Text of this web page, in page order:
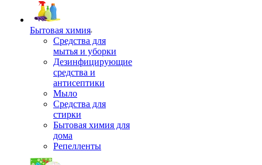
Бытовая химия
Средства для
мытья и уборки
Дезинфицирующие
средства и
антисептики
Мыло
Средства для
стирки
Бытовая химия для
дома
Репелленты